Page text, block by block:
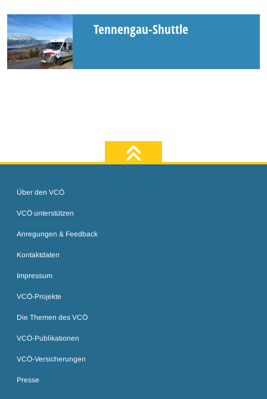
Tennengau-Shuttle
Über den VCÖ
VCÖ unterstützen
Anregungen & Feedback
Kontaktdaten
Impressum
VCÖ-Projekte
Die Themen des VCÖ
VCÖ-Publikationen
VCÖ-Versicherungen
Presse